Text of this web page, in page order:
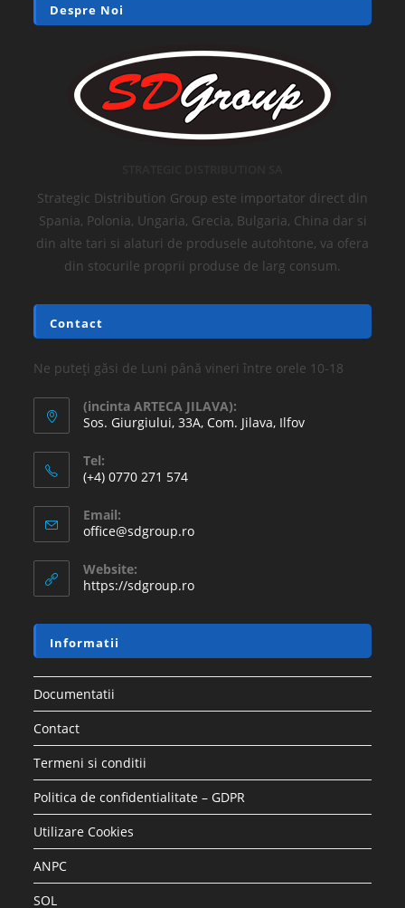
Despre Noi
Strategic Distribution Group este importator direct din
Spania, Polonia, Ungaria, Grecia, Bulgaria, China dar si
din alte tari si alaturi de produsele autohtone, va ofera
din stocurile proprii produse de larg consum.
Contact
Ne puteți găsi de Luni până vineri între orele 10-18
(incinta ARTECA JILAVA):
Sos. Giurgiului, 33A, Com. Jilava, Ilfov
Tel:
(+4) 0770 271 574
Email:
office@sdgroup.ro
Website:
https://sdgroup.ro
Informatii
Documentatii
Contact
Termeni si conditii
Politica de confidentialitate – GDPR
Utilizare Cookies
ANPC
SOL